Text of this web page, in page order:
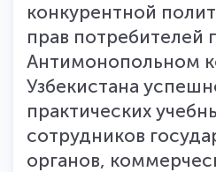
конкурентной
прав потребителей
Антимонопольном
Узбекистана
практических
сотрудников
органов,